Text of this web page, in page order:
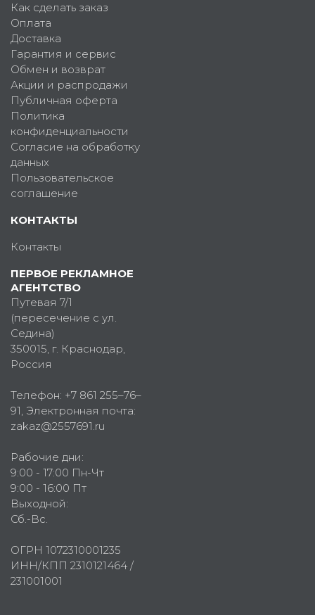
Как сделать заказ
Оплата
Доставка
Гарантия и сервис
Обмен и возврат
Акции и распродажи
Публичная оферта
Политика
конфиденциальности
Согласие на обработку
данных
Пользовательское
соглашение
КОНТАКТЫ
Контакты
ПЕРВОЕ РЕКЛАМНОЕ
АГЕНТСТВО
Путевая 7/1
(пересечение с ул.
Седина)
350015, г. Краснодар,
Россия
Телефон: +7 861 255–76–
91, Электронная почта:
zakaz@2557691.ru
Рабочие дни:
9:00 - 17:00 Пн-Чт
9:00 - 16:00 Пт
Выходной:
Сб.-Вс.
ОГРН 1072310001235
ИНН/КПП 2310121464 /
231001001